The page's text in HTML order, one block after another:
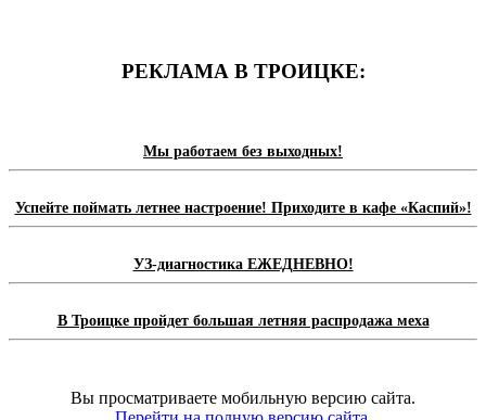
РЕКЛАМА В ТРОИЦКЕ:
Мы работаем без выходных!
Успейте поймать летнее настроение! Приходите в кафе «Каспий»!
УЗ-диагностика ЕЖЕДНЕВНО!
В Троицке пройдет большая летняя распродажа меха
Вы просматриваете мобильную версию сайта.